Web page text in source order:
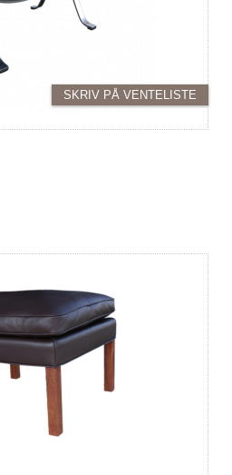
SKRIV PÅ VENTELISTE